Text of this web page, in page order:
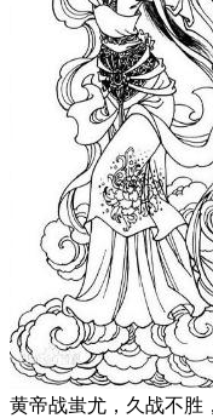
黄帝战蚩尤，久战不胜